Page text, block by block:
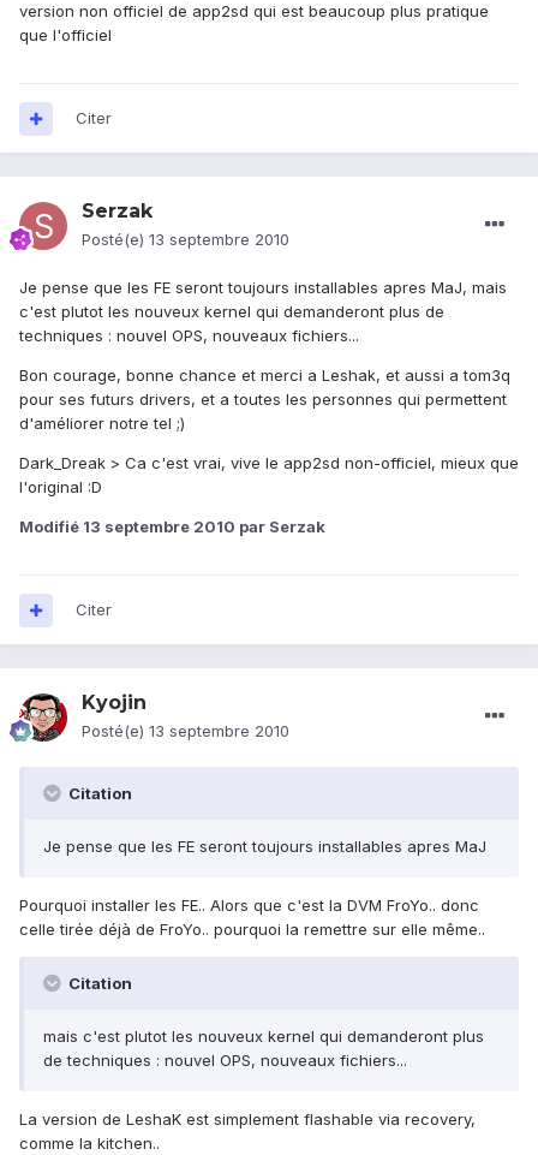
version non officiel de app2sd qui est beaucoup plus pratique
que l'officiel
Citer
Serzak
Posté(e) 13 septembre 2010
Je pense que les FE seront toujours installables apres MaJ, mais
c'est plutot les nouveux kernel qui demanderont plus de
techniques : nouvel OPS, nouveaux fichiers...
Bon courage, bonne chance et merci a Leshak, et aussi a tom3q
pour ses futurs drivers, et a toutes les personnes qui permettent
d'améliorer notre tel ;)
Dark_Dreak > Ca c'est vrai, vive le app2sd non-officiel, mieux que
l'original :D
Modifié 13 septembre 2010 par Serzak
Citer
Kyojin
Posté(e) 13 septembre 2010
Citation
Je pense que les FE seront toujours installables apres MaJ
Pourquoi installer les FE.. Alors que c'est la DVM FroYo.. donc
celle tirée déjà de FroYo.. pourquoi la remettre sur elle même..
Citation
mais c'est plutot les nouveux kernel qui demanderont plus
de techniques : nouvel OPS, nouveaux fichiers...
La version de LeshaK est simplement flashable via recovery,
comme la kitchen..